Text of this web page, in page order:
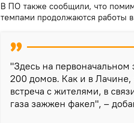
В ПО также сообщили, что
темпами продолжаются работы
"Здесь на первоначальном
200 домов. Как и в Лачине,
встреча с жителями, в
газа зажжен факел", –